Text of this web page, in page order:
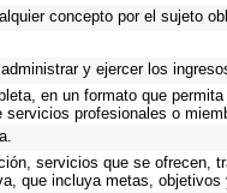
concepto por el sujeto
y ejercer los
en un formato que
servicios profesionales o
servicios que se ofrecen,
que incluya metas,